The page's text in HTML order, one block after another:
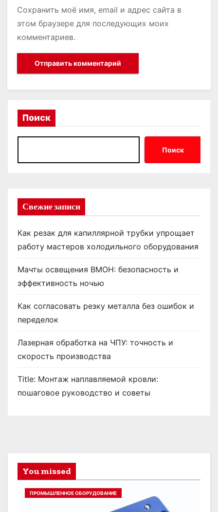
Сохранить моё имя, email и адрес сайта в
этом браузере для последующих моих
комментариев.
Поиск
Поиск
Свежие записи
Как резак для капиллярной трубки упрощает
работу мастеров холодильного оборудования
Мачты освещения ВМОН: безопасность и
эффективность ночью
Как согласовать резку металла без ошибок и
переделок
Лазерная обработка на ЧПУ: точность и
скорость производства
Title: Монтаж наплавляемой кровли:
пошаговое руководство и советы
You missed
ПРОМЫШЛЕННОЕ ОБОРУДОВАНИЕ